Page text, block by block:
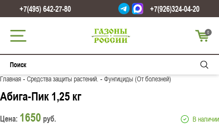
+7(495) 642-27-80 +7(926)324-04-20
0
Главная-Средства защиты растений.-Фунгициды (От болезней)
Абига-Пик 1,25 кг
Цена: 1650 руб. В наличии